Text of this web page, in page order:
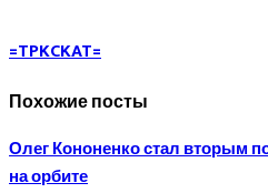
=TPKCKAT=
Похожие посты
Олег Кононенко стал вторым
на орбите